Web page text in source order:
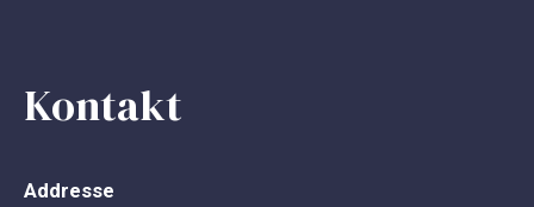
Kontakt
Addresse